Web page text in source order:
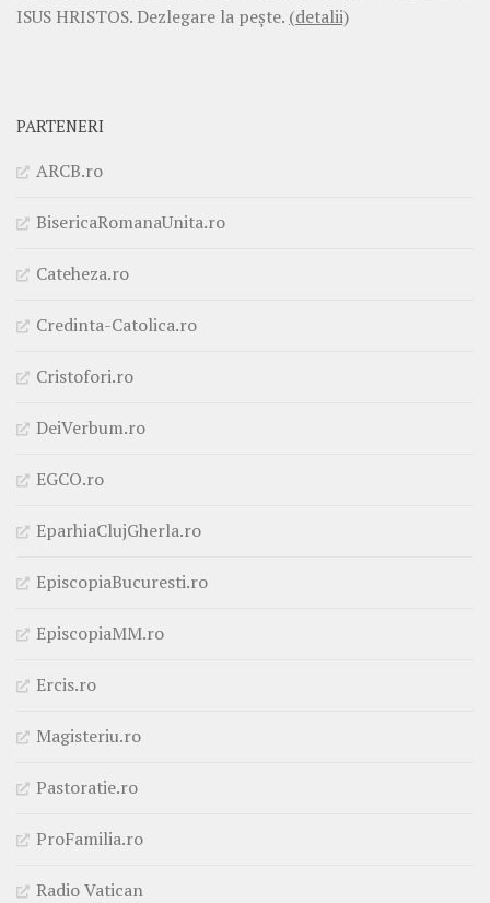
ISUS HRISTOS. Dezlegare la pește. (detalii)
PARTENERI
ARCB.ro
BisericaRomanaUnita.ro
Cateheza.ro
Credinta-Catolica.ro
Cristofori.ro
DeiVerbum.ro
EGCO.ro
EparhiaClujGherla.ro
EpiscopiaBucuresti.ro
EpiscopiaMM.ro
Ercis.ro
Magisteriu.ro
Pastoratie.ro
ProFamilia.ro
Radio Vatican